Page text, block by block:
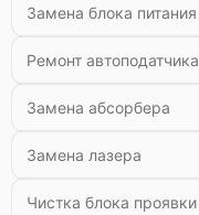
Замена блока питания
Ремонт автоподатчика
Замена абсорбера
Замена лазера
Чистка блока проявки